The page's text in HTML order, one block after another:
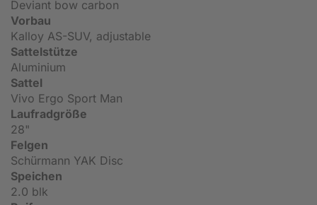
Deviant bow carbon
Vorbau
Kalloy AS-SUV, adjustable
Sattelstütze
Aluminium
Sattel
Vivo Ergo Sport Man
Laufradgröße
28"
Felgen
Schürmann YAK Disc
Speichen
2.0 blk